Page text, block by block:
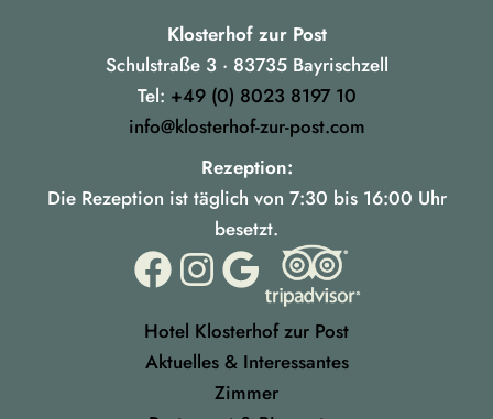
Klosterhof zur Post
Schulstraße 3 · 83735 Bayrischzell
Tel: +49 (0) 8023 8197 10
info@klosterhof-zur-post.com
Rezeption:
Die Rezeption ist täglich von 7:30 bis 16:00 Uhr
besetzt.
Hotel Klosterhof zur Post
Aktuelles & Interessantes
Zimmer